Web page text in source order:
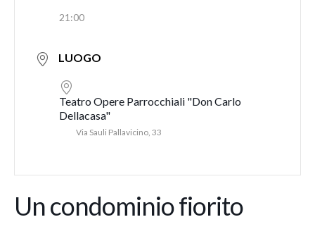
21:00
LUOGO
Teatro Opere Parrocchiali "Don Carlo
Dellacasa"
Via Sauli Pallavicino, 33
Un condominio fiorito